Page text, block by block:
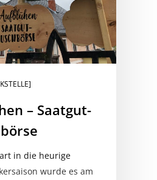
– Saatgut-
in die heurige
wurde es am